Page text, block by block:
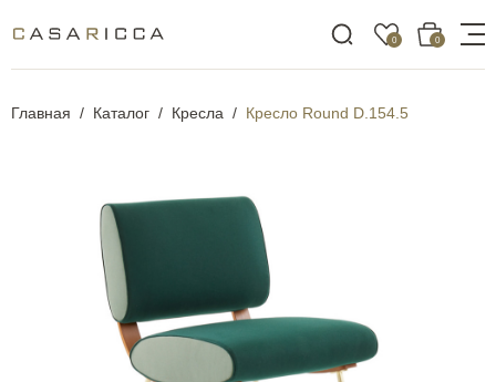
0 0
Главная Каталог Кресла Кресло Round D.154.5